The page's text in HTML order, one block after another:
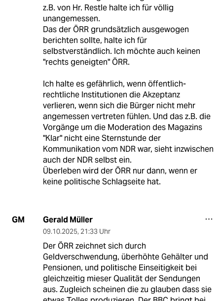
z.B. von Hr. Restle halte ich für völlig
unangemessen.
Das der ÖRR grundsätzlich ausgewogen
berichten sollte, halte ich für
selbstverständlich. Ich möchte auch keinen
"rechts geneigten" ÖRR.
Ich halte es gefährlich, wenn öffentlich-
rechtliche Institutionen die Akzeptanz
verlieren, wenn sich die Bürger nicht mehr
angemessen vertreten fühlen. Und das z.B. die
Vorgänge um die Moderation des Magazins
"Klar" nicht eine Sternstunde der
Kommunikation vom NDR war, sieht inzwischen
auch der NDR selbst ein.
Überleben wird der ÖRR nur dann, wenn er
keine politische Schlagseite hat.
GM Gerald Müller
09.10.2025, 21:33 Uhr
Der ÖRR zeichnet sich durch
Geldverschwendung, überhöhte Gehälter und
Pensionen, und politische Einseitigkeit bei
gleichzeitig mieser Qualität der Sendungen
aus. Zugleich scheinen die zu glauben dass sie